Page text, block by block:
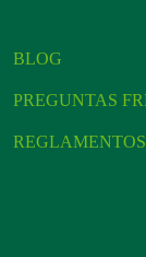
BLOG
PREGUNTAS
REGLAMENTOS